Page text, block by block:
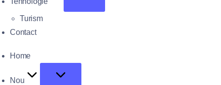
Turism
Contact
Home
Nou